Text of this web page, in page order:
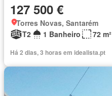
127 500 €
Torres Novas, Santarém
T2
1 Banheiro 72 m²
Há 2 dias, 3 horas em idealista.pt